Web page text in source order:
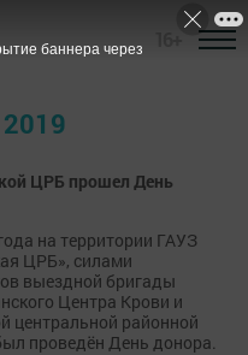
2019
ЦРБ прошел День
на территории ГАУЗ
ЦРБ», силами
выездной бригады
Центра Крови и
центральной районной
проведён День донора.
баннера через